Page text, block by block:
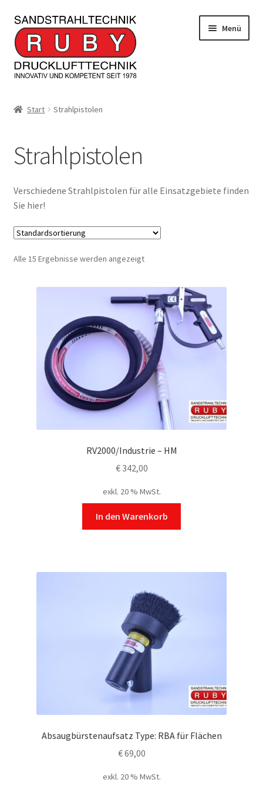
Zur
Navigation
springen
Zum
Inhalt
springen
Menü
Kontakt
Informationen
Start Strahlpistolen
Strahlpistolen
Verschiedene Strahlpistolen für alle Einsatzgebiete finden
Sie hier!
Alle 15 Ergebnisse werden angezeigt
RV2000/Industrie – HM
€342,00
exkl. 20 % MwSt.
In den Warenkorb
Absaugbürstenaufsatz Type: RBA für Flächen
€69,00
exkl. 20 % MwSt.